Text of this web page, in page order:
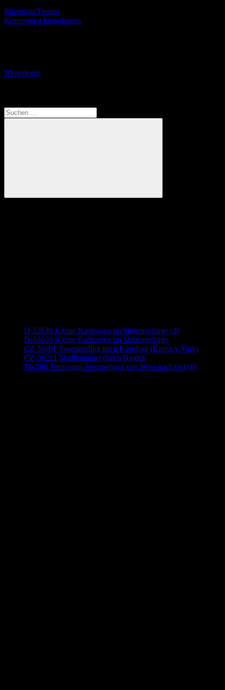
Rheingau/Taunus
Kommentar hinterlassen
Weiterlesen
Suchen
nach:
Suchen
D-53639 Kleine Radtouren im Siebengebirge (2)
D-53639 Kleine Radtouren im Siebengebirge
CZ 36001 Tagesausflug nach Karlsbad (Karlovy Vary)
CZ-36221 Stadtbummel durch Nejdek
Th-288 Touringen-Stempeljagd von West nach Ost (6)